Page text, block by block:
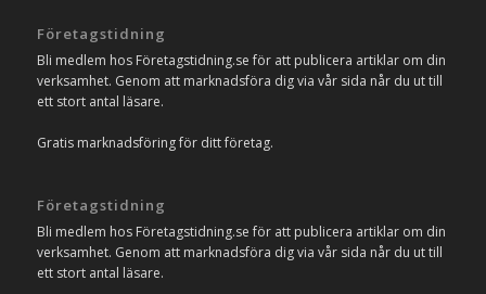
Företagstidning
Bli medlem hos Företagstidning.se för att publicera artiklar om din
verksamhet. Genom att marknadsföra dig via vår sida når du ut till
ett stort antal läsare.
Gratis marknadsföring för ditt företag.
Företagstidning
Bli medlem hos Företagstidning.se för att publicera artiklar om din
verksamhet. Genom att marknadsföra dig via vår sida når du ut till
ett stort antal läsare.